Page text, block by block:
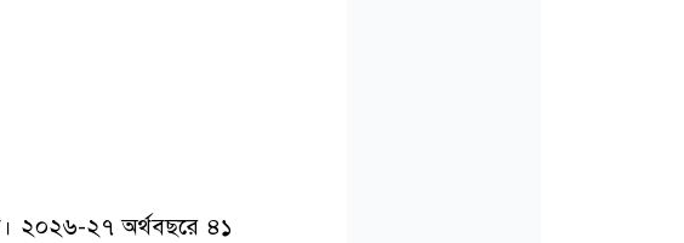
২০২৬-২৭ অর্থবছরে ৪১